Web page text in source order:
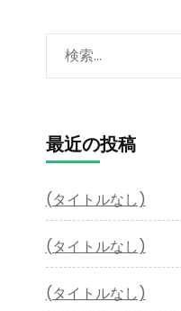
検
索:
最近の投稿
(タイトルなし)
(タイトルなし)
(タイトルなし)